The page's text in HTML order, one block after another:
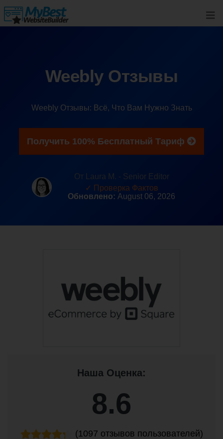
Weebly Отзывы
Weebly Отзывы: Всё, Что Вам Нужно Знать
Получить 100% Бесплатный Тариф
От Laura M. - Senior Editor
✓ Проверка Фактов
Обновлено: August 06, 2026
Наша Оценка:
8.6
(1097 отзывов пользователей)